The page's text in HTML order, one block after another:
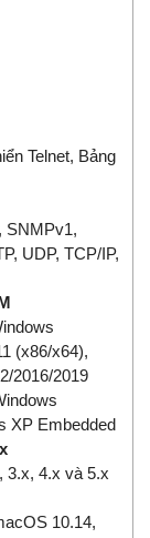
Telnet, Bảng
SNMPv1,
UDP, TCP/IP,
(x86/x64),
2016/2019
XP Embedded
3.x, 4.x và 5.x
10.14,